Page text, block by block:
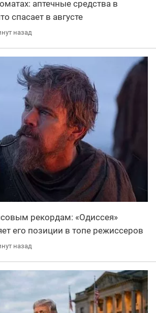
аптечные средства в
спасает в августе
назад
рекордам: «Одиссея»
его позиции в топе режиссеров
назад